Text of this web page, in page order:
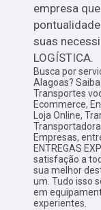
empresa
suas
LOGÍSTICA.
Busca por
Alagoas?
Transportes
Ecommerce,
Loja Online,
Empresas,
ENTREGAS
satisfação a
sua melhor
um. Tudo isso
em
experientes.